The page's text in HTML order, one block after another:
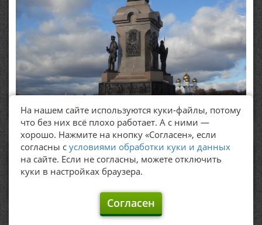
Памятник тысячелетию Ярославля
ПОЛЕЗНЫЕ ССЫЛКИ
На нашем сайте используются куки-файлы, потому
что без них всё плохо работает. А с ними —
хорошо. Нажмите на кнопку «Согласен», если
согласны с условиями обработки куки и данных
на сайте. Если не согласны, можете отключить
куки в настройках браузера.
Согласен